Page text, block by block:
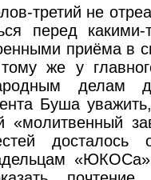
третий не
перед
приёма в
же у
делам
Буша
«молитвенный
досталось